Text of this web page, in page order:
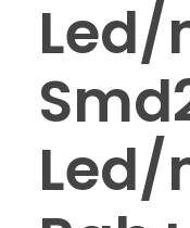
Led/
Led/